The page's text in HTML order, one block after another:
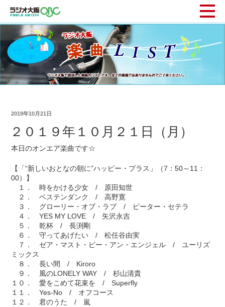
2019年10月21日
２０１９年１０月２１日（月）
本日のオンエア楽曲です☆
【「“新しいおとなの朝に”ハッピー・プラス」（7：50～11：
00）】
１． 時をかける少女 / 原田知世
２． ベステンダンク / 高野寛
３． グローリー・オブ・ラブ / ピーター・セテラ
４． YES MY LOVE / 矢沢永吉
５． 乾杯 / 長渕剛
６． 守ってあげたい / 松任谷由実
７． ゼア・マスト・ビー・アン・エンジェル / ユーリズ
ミックス
８． 長い間 / Kiroro
９． 風のLONELY WAY / 杉山清貴
１０． 愛をこめて花束を / Superfly
１１． Yes-No / オフコース
１２． 君のうた / 嵐